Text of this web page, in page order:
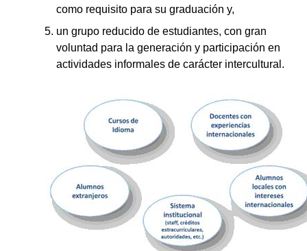
como requisito para su graduación y,
un grupo reducido de estudiantes, con gran
voluntad para la generación y participación en
actividades informales de carácter intercultural.